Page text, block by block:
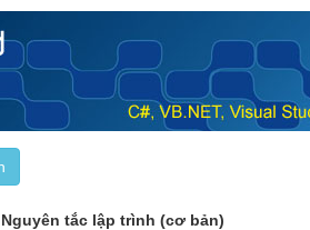
Nguyên tắc lập trình (cơ bản)